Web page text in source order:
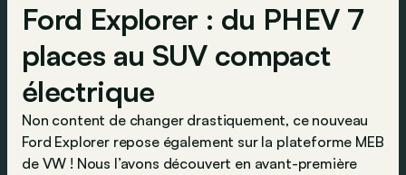
Ford Explorer : du PHEV 7
places au SUV compact
électrique
Non content de changer drastiquement, ce nouveau
Ford Explorer repose également sur la plateforme MEB
de VW ! Nous l’avons découvert en avant-première